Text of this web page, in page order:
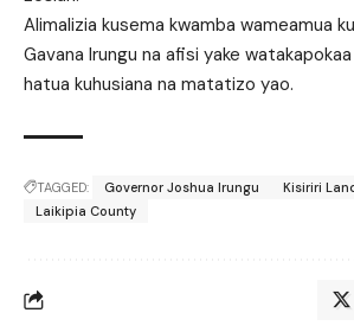
Alimalizia kusema kwamba wameamua
Gavana Irungu na afisi yake
hatua kuhusiana na matatizo yao.
TAGGED: Governor Joshua Irungu
Kisiriri
Laikipia County